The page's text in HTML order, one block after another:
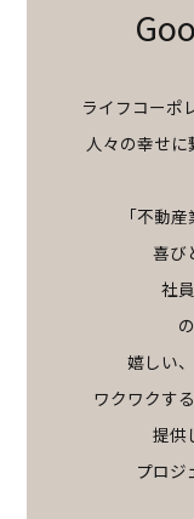
ライフコーポ
人々の幸せに
「不動
喜び
社
嬉しい
ワクワクす
提供
プロジ